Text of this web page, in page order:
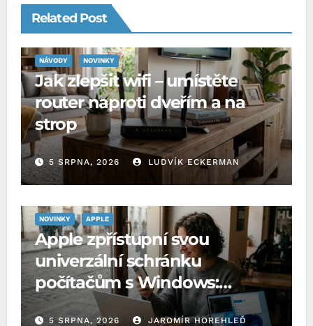
Related Post
NÁVODY NOVINKY
Jak zlepšit wifi – umístěte
router naproti dveřím a na
strop
5 SRPNA, 2026 LUDVÍK ECKERMAN
NOVINKY APPLE
Apple zpřístupní svou
univerzální schránku
počítačům s Windows:
Microsoft o to požádal EU
5 SRPNA, 2026 JAROMÍR HOREHLEĎ